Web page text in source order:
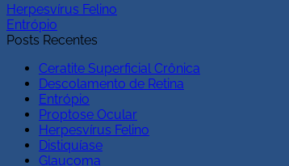
Herpesvírus Felino
Entrópio
Posts Recentes
Ceratite Superficial Crônica
Descolamento de Retina
Entrópio
Proptose Ocular
Herpesvírus Felino
Distiquíase
Glaucoma